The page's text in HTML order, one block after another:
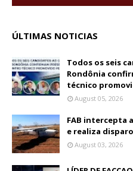
ÚLTIMAS NOTICIAS
Todos os seis
Rondônia
técnico
August 05, 2026
FAB intercepta
e realiza
August 03, 2026